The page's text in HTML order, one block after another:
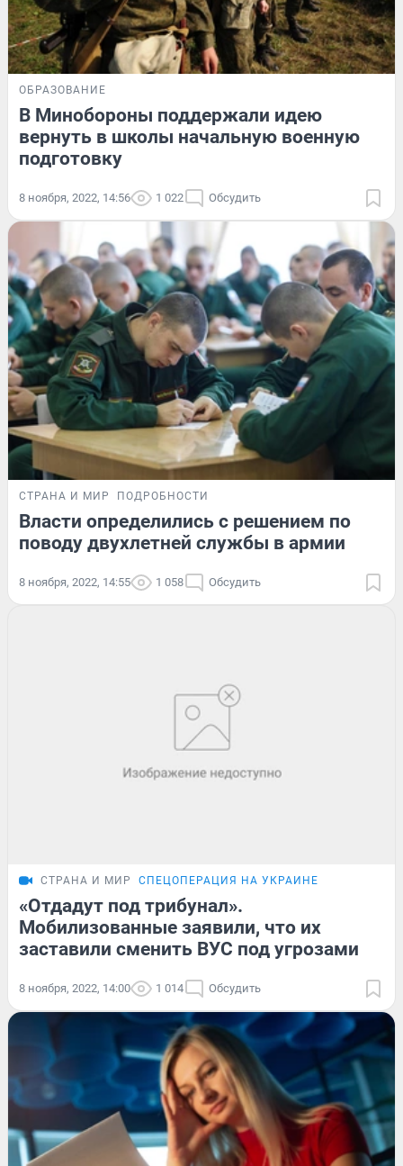
ОБРАЗОВАНИЕ
В Минобороны поддержали идею
вернуть в школы начальную военную
подготовку
8 ноября, 2022, 14:56 1 022 Обсудить
СТРАНА И МИР ПОДРОБНОСТИ
Власти определились с решением по
поводу двухлетней службы в армии
8 ноября, 2022, 14:55 1 058 Обсудить
СТРАНА И МИР СПЕЦОПЕРАЦИЯ НА УКРАИНЕ
«Отдадут под трибунал».
Мобилизованные заявили, что их
заставили сменить ВУС под угрозами
8 ноября, 2022, 14:00 1 014 Обсудить